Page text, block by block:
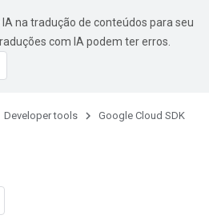
na tradução de conteúdos para seu
com IA podem ter erros.
Developer tools
Google Cloud SDK